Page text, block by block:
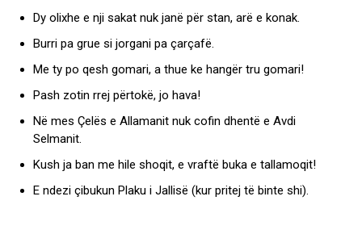
Dy olixhe e nji sakat nuk janë për stan, arë e konak.
Burri pa grue si jorgani pa çarçafë.
Me ty po qesh gomari, a thue ke hangër tru gomari!
Pash zotin rrej përtokë, jo hava!
Në mes Çelës e Allamanit nuk cofin dhentë e Avdi
Selmanit.
Kush ja ban me hile shoqit, e vraftë buka e tallamoqit!
E ndezi çibukun Plaku i Jallisë (kur pritej të binte shi).